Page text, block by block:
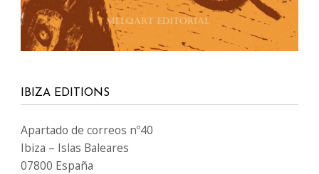
IBIZA EDITIONS
Apartado de correos nº40
Ibiza – Islas Baleares
07800 España